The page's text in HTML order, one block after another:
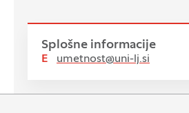
Splošne informacije
E umetnost@uni-lj.si